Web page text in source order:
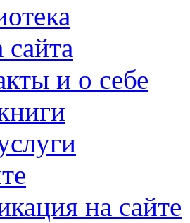
сайта
и о себе
на сайте